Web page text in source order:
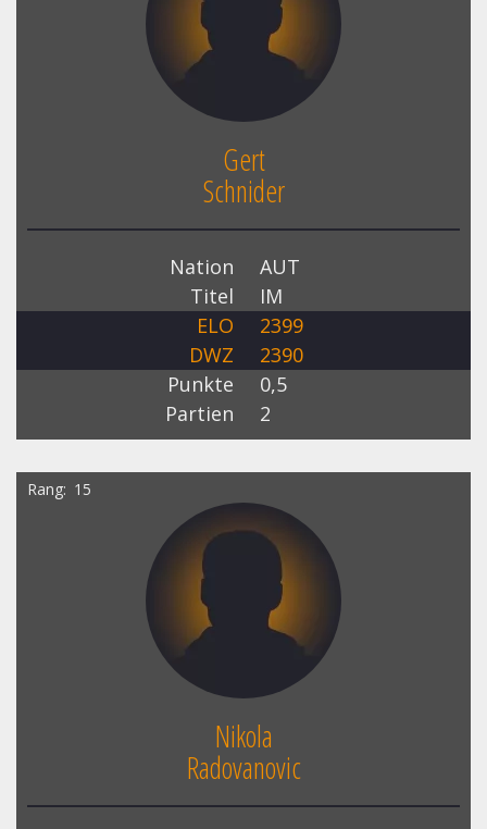
Gert
Schnider
Nation
AUT
Titel
IM
ELO
2399
DWZ
2390
Punkte
0,5
Partien
2
Rang 15
Nikola
Radovanovic